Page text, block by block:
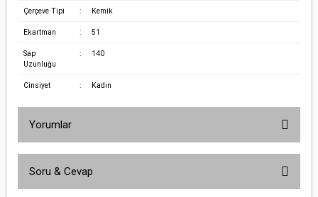
Çerçeve Tipi : Kemik
Ekartman : 51
Sap
Uzunluğu
: 140
Cinsiyet : Kadın
Yorumlar
Soru & Cevap